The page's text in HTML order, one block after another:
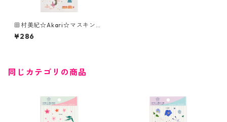
田村美紀☆Akari☆マスキング
シール☆(J291)☆SAIEN☆銀箔
¥286
同じカテゴリの商品